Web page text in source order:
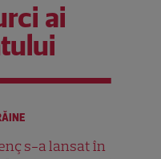
ai
s-a lansat în